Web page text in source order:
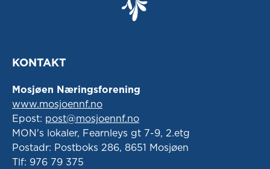
KONTAKT
Mosjøen Næringsforening
www.mosjoennf.no
Epost: post@mosjoennf.no
MON's lokaler, Fearnleys gt 7-9, 2.etg
Postadr: Postboks 286, 8651 Mosjøen
Tlf: 976 79 375